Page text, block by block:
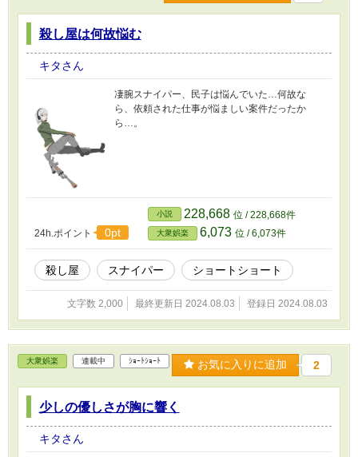
殺し屋は何故悩む
キタさん
凄腕スナイパー、民子は悩んでいた…何故な
ら、依頼された仕事が悩ましい案件だったか
ら…。
24h.ポイント 0pt
小説 228,668 位 / 228,668件
大衆娯楽 6,073 位 / 6,073件
殺し屋 スナイパー ショートショート
文字数 2,000 最終更新日 2024.08.03 登録日 2024.08.03
大衆娯楽 連載中 ｼｮｰﾄｼｮｰﾄ お気に入りに追加 2
少しの優しさが胸に響く
キタさん